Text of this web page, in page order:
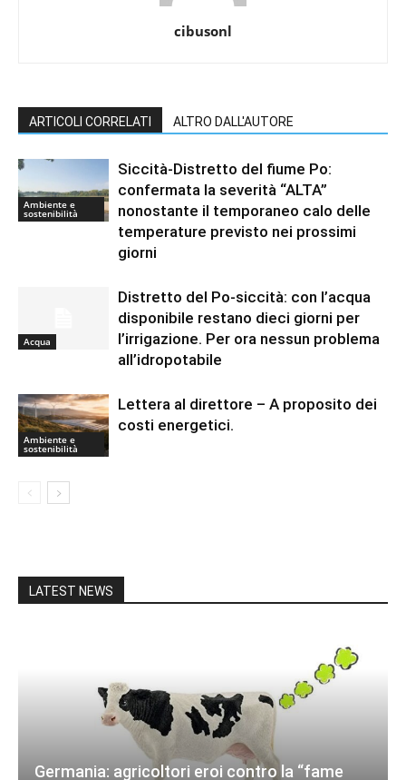
cibusonl
ARTICOLI CORRELATI ALTRO DALL'AUTORE
Ambiente e
sostenibilità
Siccità-Distretto del fiume Po:
confermata la severità “ALTA”
nonostante il temporaneo calo delle
temperature previsto nei prossimi
giorni
Acqua
Distretto del Po-siccità: con l’acqua
disponibile restano dieci giorni per
l’irrigazione. Per ora nessun problema
all’idropotabile
Ambiente e
sostenibilità
Lettera al direttore – A proposito dei
costi energetici.
LATEST NEWS
Germania: agricoltori eroi contro la “fame